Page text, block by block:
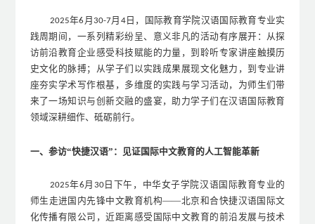
2025年6 月 30-7月 4日，国际教育学院汉语国际教育专业实
践周期间，一系列精彩纷呈、意义非凡的活动有序展开：从探
访前沿教育企业感受科技赋能的力量，到聆听专家讲座触摸历
史文化的脉搏；从学子们以实践成果展现文化魅力，到专业讲
座夯实学术写作根基，多维度的实践与学习活动，为师生们带
来了一场知识与创新交融的盛宴，助力学子们在汉语国际教育
领域深耕细作、砥砺前行。
一、参访“快捷汉语”：见证国际中文教育的人工智能革新
2025年6 月 30日下午，中华女子学院汉语国际教育专业的
师生走进国内先锋中文教育机构——北京和合快捷汉语国际文
化传播有限公司，近距离感受国际中文教育的前沿发展与技术